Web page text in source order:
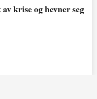
krise og hevner seg